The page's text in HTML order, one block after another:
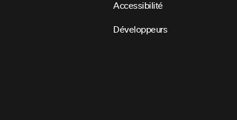
Accessibilité
Développeurs